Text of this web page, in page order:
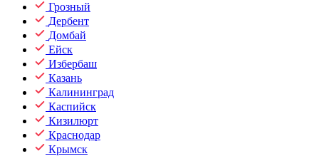
Грозный
Дербент
Домбай
Ейск
Избербаш
Казань
Калининград
Каспийск
Кизилюрт
Краснодар
Крымск